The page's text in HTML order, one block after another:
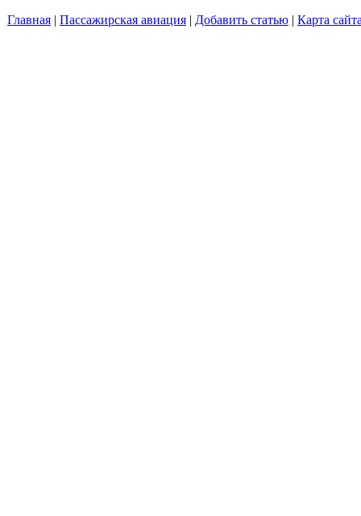
Главная | Пассажирская авиация | Добавить статью | Карта